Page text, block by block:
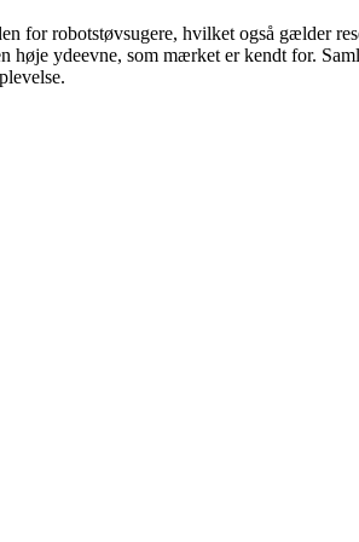
for robotstøvsugere, hvilket også gælder
ydeevne, som mærket er kendt for.